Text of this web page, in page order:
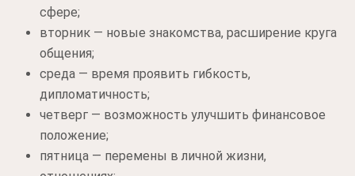
сфере;
вторник — новые знакомства, расширение круга
общения;
среда — время проявить гибкость,
дипломатичность;
четверг — возможность улучшить финансовое
положение;
пятница — перемены в личной жизни,